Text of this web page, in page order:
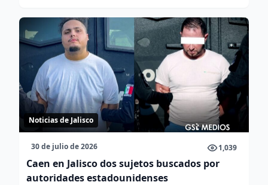
Noticias de Jalisco
30 de julio de 2026 1,039
Caen en Jalisco dos sujetos buscados por
autoridades estadounidenses